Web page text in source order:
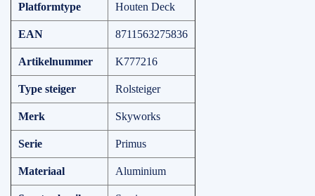
Platformtype Houten Deck
EAN 8711563275836
Artikelnummer K777216
Type steiger Rolsteiger
Merk Skyworks
Serie Primus
Materiaal Aluminium